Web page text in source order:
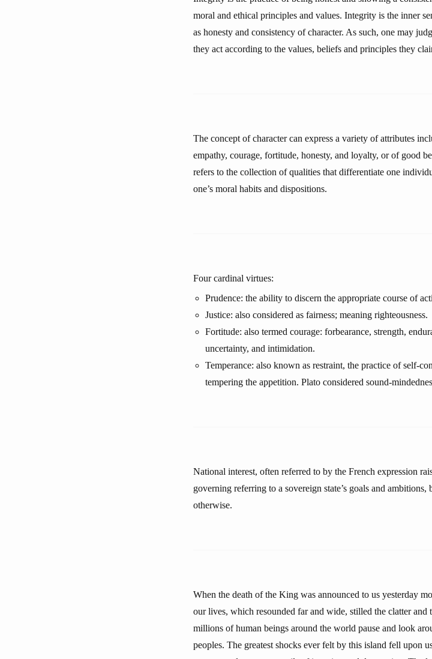
moral and ethical principles and values. Integrity is the inner
as honesty and consistency of character. As such, one may
they act according to the values, beliefs and principles they
The concept of character can express a variety of attributes
empathy, courage, fortitude, honesty, and loyalty, or of good
refers to the collection of qualities that differentiate one
one’s moral habits and dispositions.
Four cardinal virtues:
Prudence: the ability to discern the appropriate course of
Justice: also considered as fairness; meaning righteousness.
Fortitude: also termed courage: forbearance, strength,
uncertainty, and intimidation.
Temperance: also known as restraint, the practice of self-
tempering the appetition. Plato considered sound-
National interest, often referred to by the French expression
governing referring to a sovereign state’s goals and
otherwise.
When the death of the King was announced to us yesterday
our lives, which resounded far and wide, stilled the clatter
millions of human beings around the world pause and look
peoples. The greatest shocks ever felt by this island fell upon